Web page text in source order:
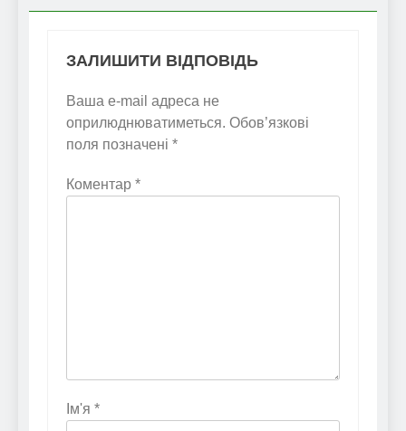
ЗАЛИШИТИ ВІДПОВІДЬ
Ваша e-mail адреса не
оприлюднюватиметься. Обов’язкові
поля позначені *
Коментар *
Ім'я *